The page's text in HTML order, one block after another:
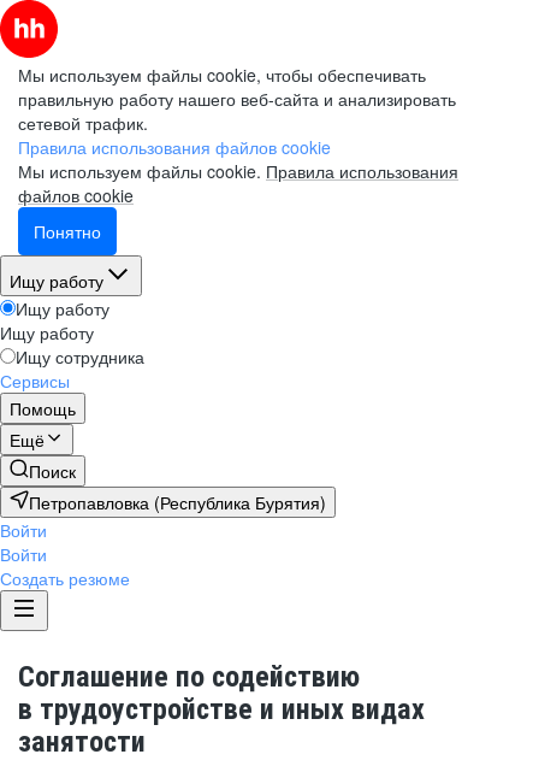
Мы используем файлы cookie, чтобы обеспечивать
правильную работу нашего веб-сайта и анализировать
сетевой трафик.
Правила использования файлов cookie
Мы используем файлы cookie. Правила использования
файлов cookie
Понятно
Ищу работу
Ищу работу
Ищу работу
Ищу сотрудника
Сервисы
Помощь
Ещё
Поиск
Петропавловка (Республика Бурятия)
Войти
Войти
Создать резюме
Соглашение по содействию
в трудоустройстве и иных видах
занятости